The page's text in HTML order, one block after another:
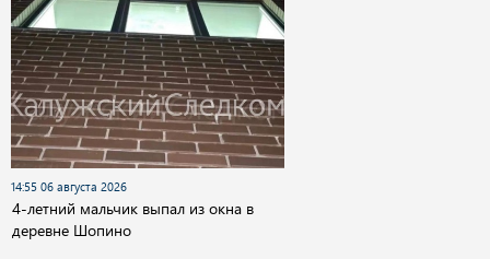
14:55 06 августа 2026
4-летний мальчик выпал из окна в
деревне Шопино